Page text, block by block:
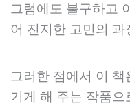
그럼에도 불구하고
어 진지한 고민의
그러한 점에서 이
기게 해 주는 작품